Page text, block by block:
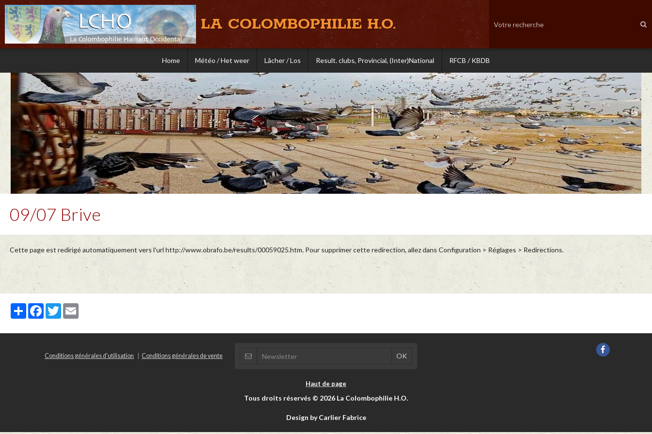
LA COLOMBOPHILIE H.O.
Home Météo / Het weer Lâcher / Los Result. clubs, Provincial, (Inter)National RFCB / KBDB
09/07 Brive
Cette page est redirigé automatiquement vers l'url http://www.obrafo.be/results/00059025.htm. Pour supprimer cette redirection, allez dans Configuration > Réglages > Redirections.
PartagerFacebook
Twitter
Conditions générales d'utilisation Conditions générales de vente
Haut de page
Tous droits réservés © 2026 La Colombophilie H.O.
Design by Carlier Fabrice